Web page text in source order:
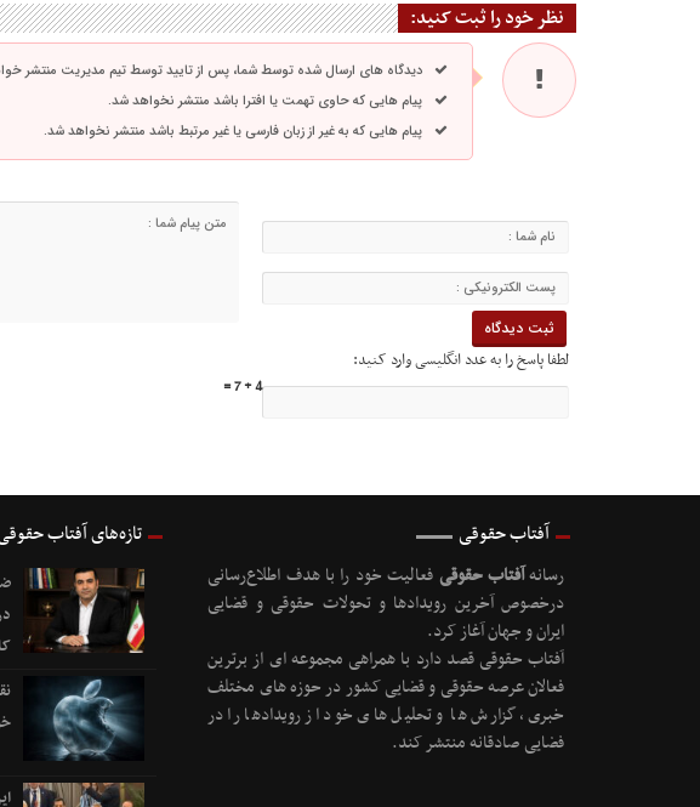
نظر خود را ثبت کنید:
دیدگاه های ارسال شده توسط شما، پس از تایید توسط تیم مدیریت منتشر
پیام هایی که حاوی تهمت یا افترا باشد منتشر نخواهد شد.
پیام هایی که به غیر از زبان فارسی یا غیر مرتبط باشد منتشر نخواهد شد.
لطفا پاسخ را به عدد انگلیسی وارد کنید:
4 + 7 =
آفتاب حقوقی
رسانهآفتاب حقوقی فعالیت خود را با هدف اطلاع‌رسانی
درخصوص آخرین رویدادها و تحولات حقوقی و قضایی
ایران و جهان آغاز کرد.
آفتاب حقوقی قصد دارد با همراهی مجموعه ای از برترین
فعالان عرصه حقوقی و قضایی کشور در حوزه های مختلف
خبری، گزارش ها و تحلیل های خود از رویدادها را در
فضایی صادقانه منتشر کند.
تازه‌های آفتاب